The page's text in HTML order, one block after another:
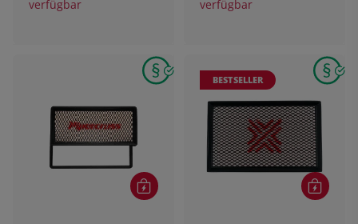
verfügbar
verfügbar
BESTSELLER